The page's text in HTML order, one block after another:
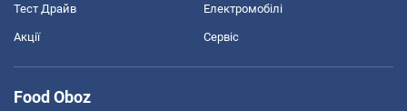
Тест Драйв Електромобілі
Акції Сервіс
Food Oboz